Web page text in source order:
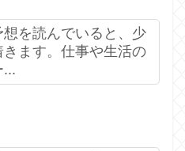
を読んでいると、少
ます。仕事や生活の
...